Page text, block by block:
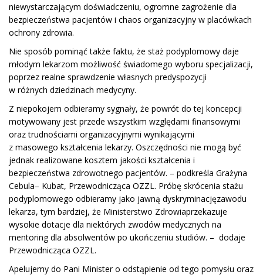
niewystarczającym doświadczeniu, ogromne zagrożenie dla
bezpieczeństwa pacjentów i chaos organizacyjny w placówkach
ochrony zdrowia.
Nie sposób pominąć także faktu, że staż podyplomowy daje
młodym lekarzom możliwość świadomego wyboru specjalizacji,
poprzez realne sprawdzenie własnych predyspozycji
w różnych dziedzinach medycyny.
Z niepokojem odbieramy sygnały, że powrót do tej koncepcji
motywowany jest przede wszystkim względami finansowymi
oraz trudnościami organizacyjnymi wynikającymi
z masowego kształcenia lekarzy. Oszczędności nie mogą być
jednak realizowane kosztem jakości kształcenia i
bezpieczeństwa zdrowotnego pacjentów. – podkreśla Grażyna
Cebula– Kubat, Przewodnicząca OZZL. Próbę skrócenia stażu
podyplomowego odbieramy jako jawną dyskryminacjęzawodu
lekarza,tym bardziej, że Ministerstwo Zdrowiaprzekazuje
wysokie dotacje dla niektórych zwodów medycznych na
mentoring dla absolwentów po ukończeniu studiów. – dodaje
Przewodnicząca OZZL.
Apelujemy do Pani Minister o odstąpienie od tego pomysłu oraz